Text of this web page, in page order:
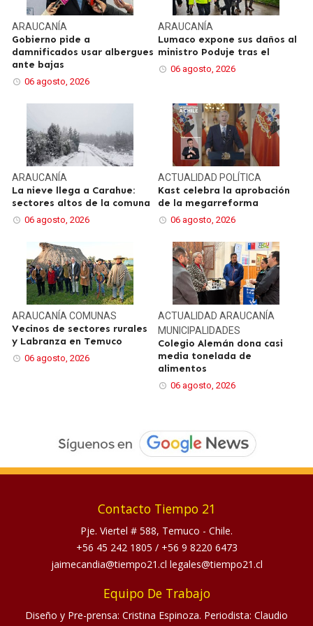
ARAUCANÍA
Gobierno pide a
damnificados usar albergues
ante bajas
06 agosto, 2026
ARAUCANÍA
Lumaco expone sus daños al
ministro Poduje tras el
06 agosto, 2026
ARAUCANÍA
La nieve llega a Carahue:
sectores altos de la comuna
06 agosto, 2026
ACTUALIDAD POLÍTICA
Kast celebra la aprobación
de la megarreforma
06 agosto, 2026
ARAUCANÍACOMUNAS
Vecinos de sectores rurales
y Labranza en Temuco
06 agosto, 2026
ACTUALIDAD ARAUCANÍA
MUNICIPALIDADES
Colegio Alemán dona casi
media tonelada de
alimentos
06 agosto, 2026
Contacto Tiempo 21
Pje. Viertel # 588, Temuco - Chile.
+56 45 242 1805 / +56 9 8220 6473
jaimecandia@tiempo21.cl legales@tiempo21.cl
Equipo De Trabajo
Diseño y Pre-prensa: Cristina Espinoza. Periodista: Claudio